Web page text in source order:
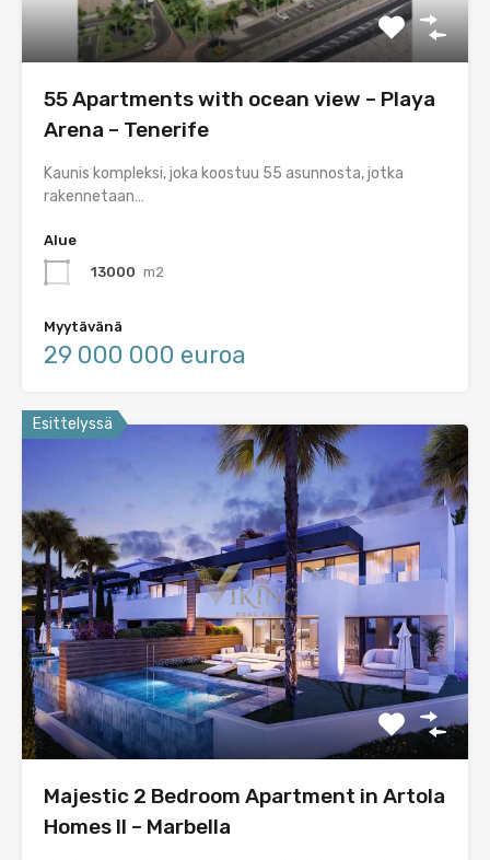
55 Apartments with ocean view – Playa
Arena – Tenerife
Kaunis kompleksi, joka koostuu 55 asunnosta, jotka
rakennetaan…
Alue
13000 m2
Myytävänä
29 000 000 euroa
Esittelyssä
Majestic 2 Bedroom Apartment in Artola
Homes II – Marbella